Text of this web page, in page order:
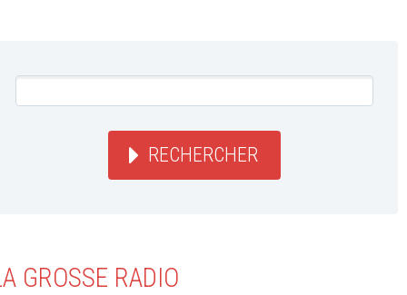
RECHERCHER
GROSSE RADIO